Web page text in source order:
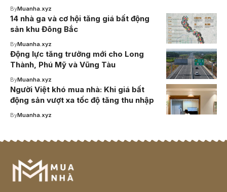
ByMuanha.xyz
14 nhà ga và cơ hội tăng giá bất động
sản khu Đông Bắc
ByMuanha.xyz
Động lực tăng trưởng mới cho Long
Thành, Phú Mỹ và Vũng Tàu
ByMuanha.xyz
Người Việt khó mua nhà: Khi giá bất
động sản vượt xa tốc độ tăng thu nhập
ByMuanha.xyz